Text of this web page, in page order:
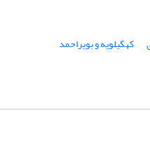
کهگیلویه و بویراحمد